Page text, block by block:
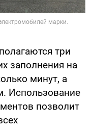
три
заполнения на
минут, а
Использование
позволит